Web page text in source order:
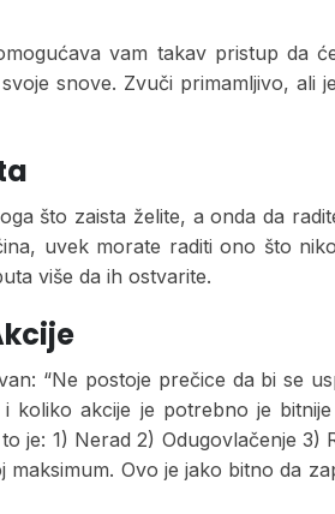
vam takav pristup da
snove. Zvuči primamljivo, ali
što zaista želite, a onda da
uvek morate raditi ono što
više da ih ostvarite.
“Ne postoje prečice da bi se
akcije je potrebno je
1) Nerad 2) Odugovlačenje 3)
Ovo je jako bitno da